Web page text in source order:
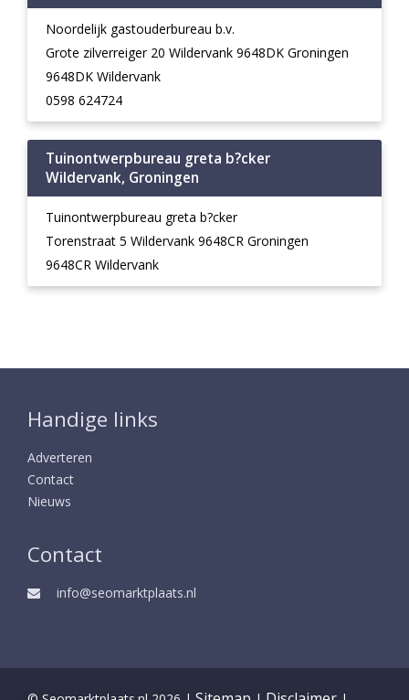
Noordelijk gastouderbureau b.v.
Grote zilverreiger 20 Wildervank 9648DK Groningen
9648DK Wildervank
0598 624724
Tuinontwerpbureau greta b?cker
Wildervank, Groningen
Tuinontwerpbureau greta b?cker
Torenstraat 5 Wildervank 9648CR Groningen
9648CR Wildervank
Handige links
Adverteren
Contact
Nieuws
Contact
info@seomarktplaats.nl